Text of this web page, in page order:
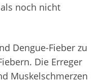
noch nicht
Dengue-Fieber zu
Die Erreger
Muskelschmerzen